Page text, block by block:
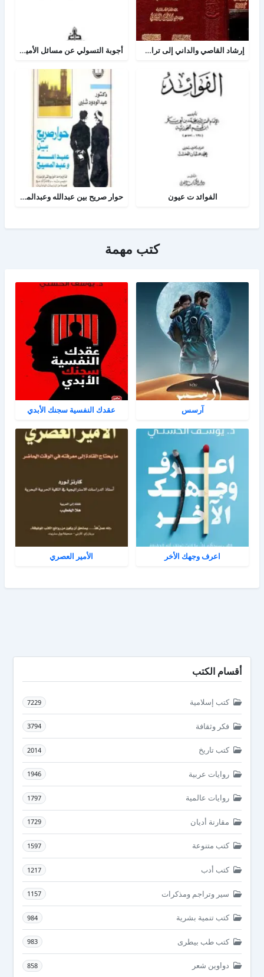
إرشاد القاصي والداني إلى تراجم شيوخ الطبراني أجوبة التسولي عن مسائل الأمير عبد القادر في الجهاد
الفوائد ت عيون حوار صريح بين عبدالله وعبدالمسيح
كتب مهمة
آرسس عقدك النفسية سجنك الأبدي
اعرف وجهك الأخر الأمير العصري
أقسام الكتب
كتب إسلامية 7229
فكر وثقافة 3794
كتب تاريخ 2014
روايات عربية 1946
روايات عالمية 1797
مقارنة أديان 1729
كتب متنوعة 1597
كتب أدب 1217
سير وتراجم ومذكرات 1157
كتب تنمية بشرية 984
كتب طب بيطرى 983
دواوين شعر 858